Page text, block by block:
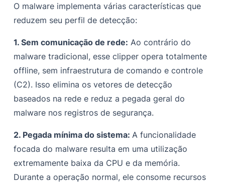
O malware implementa várias características que
reduzem seu perfil de detecção:
1. Sem comunicação de rede: Ao contrário do
malware tradicional, esse clipper opera totalmente
offline, sem infraestrutura de comando e controle
(C2). Isso elimina os vetores de detecção
baseados na rede e reduz a pegada geral do
malware nos registros de segurança.
2. Pegada mínima do sistema: A funcionalidade
focada do malware resulta em uma utilização
extremamente baixa da CPU e da memória.
Durante a operação normal, ele consome recursos